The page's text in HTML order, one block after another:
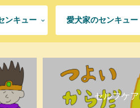
ンキュー 愛犬家のセンキュー
セルフケア